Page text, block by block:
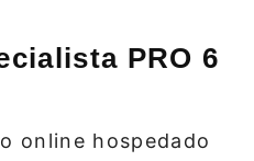
PRO 6
online hospedado